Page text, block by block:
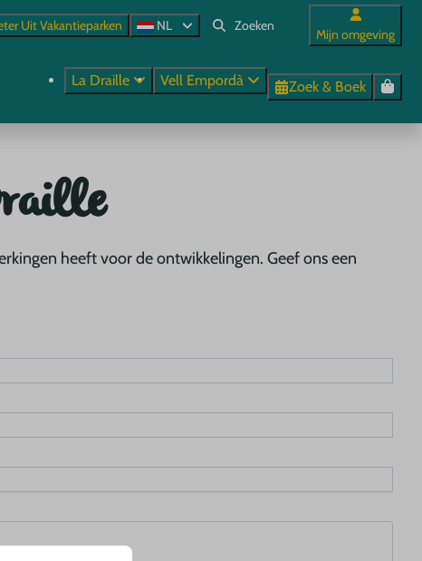
Uit Vakantieparken NL
Mijn omgeving
La Draille Vell Empordà Zoek & Boek
heeft voor de ontwikkelingen. Geef ons een